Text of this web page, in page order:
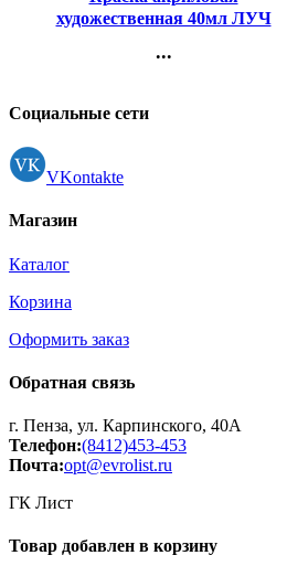
художественная 40мл ЛУЧ
...
Регистрация
Социальные сети
VKontakte
Магазин
Каталог
Корзина
Оформить заказ
Обратная связь
г. Пенза, ул. Карпинского, 40А
Телефон:(8412)453-453
Почта:opt@evrolist.ru
ГК Лист
Товар добавлен в корзину